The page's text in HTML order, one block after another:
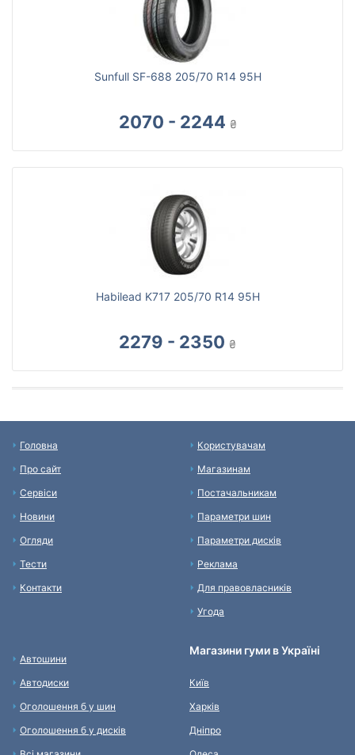
Sunfull SF-688 205/70 R14 95H
2070 - 2244 ₴
Habilead K717 205/70 R14 95H
2279 - 2350 ₴
Головна
Про сайт
Сервіси
Новини
Огляди
Тести
Контакти
Користувачам
Магазинам
Постачальникам
Параметри шин
Параметри дисків
Реклама
Для правовласників
Угода
Автошини
Автодиски
Оголошення б у шин
Оголошення б у дисків
Магазини гуми в Україні
Київ
Харків
Дніпро